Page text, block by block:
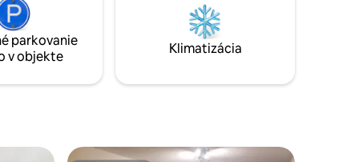
Quercy
Beynac. Nezabudnite si priniesť posteľnú
bielizeň, obliečku na perinu a obliečky na
vankúše, posteľ 160
parkovanie
v objekte
Klimatizácia